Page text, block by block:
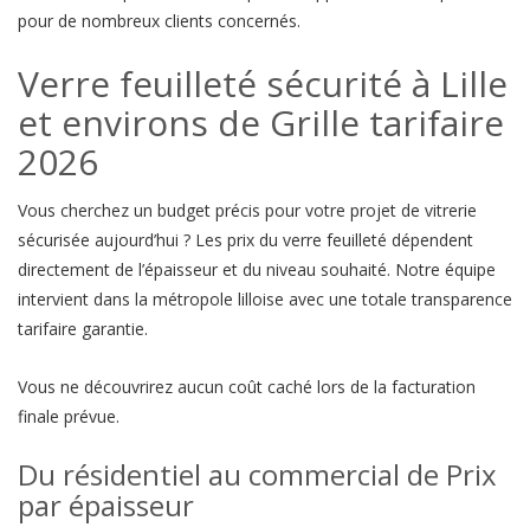
pour de nombreux clients concernés.
Verre feuilleté sécurité à Lille
et environs de Grille tarifaire
2026
Vous cherchez un budget précis pour votre projet de vitrerie
sécurisée aujourd’hui ? Les prix du verre feuilleté dépendent
directement de l’épaisseur et du niveau souhaité. Notre équipe
intervient dans la métropole lilloise avec une totale transparence
tarifaire garantie.
Vous ne découvrirez aucun coût caché lors de la facturation
finale prévue.
Du résidentiel au commercial de Prix
par épaisseur